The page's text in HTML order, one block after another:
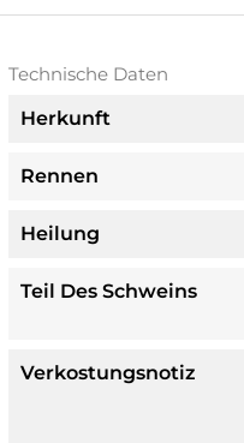
Technische Daten
Herkunft
Rennen
Heilung
Teil Des Schweins
Verkostungsnotiz